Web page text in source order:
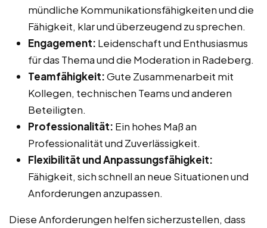
mündliche Kommunikationsfähigkeiten und die
Fähigkeit, klar und überzeugend zu sprechen.
Engagement: Leidenschaft und Enthusiasmus
für das Thema und die Moderation in Radeberg.
Teamfähigkeit:Gute Zusammenarbeit mit
Kollegen, technischen Teams und anderen
Beteiligten.
Professionalität: Ein hohes Maß an
Professionalität und Zuverlässigkeit.
Flexibilität und Anpassungsfähigkeit:
Fähigkeit, sich schnell an neue Situationen und
Anforderungen anzupassen.
Diese Anforderungen helfen sicherzustellen, dass